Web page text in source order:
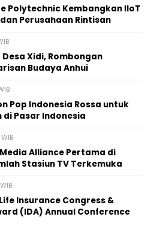
Polytechnic Kembangkan IIoT
Perusahaan Rintisan
Xidi, Rombongan
Budaya Anhui
Pop Indonesia Rossa untuk
Pasar Indonesia
Alliance Pertama di
Stasiun TV Terkemuka
Insurance Congress &
(IDA) Annual Conference